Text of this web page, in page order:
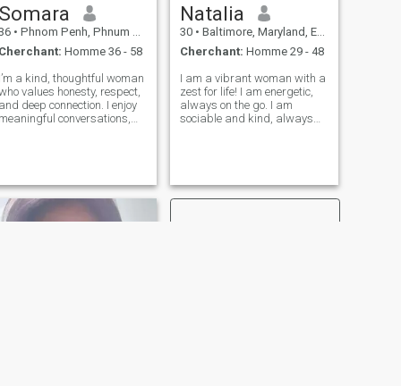
Somara
• Phnom Penh, Phnum Pénh, Cambodge
Cherchant: Homme 36 - 58
I’m a kind, thoughtful woman
values honesty, respect,
and deep connection. I enjoy
meaningful conversations,
beautiful things
with care
Natalia
30 • Baltimore, Maryland, Etats-Unis
Cherchant: Homme 29 - 48
I am a vibrant woman with a
zest for life! I am energetic,
always on the go. I am
sociable and kind, always
energetic nature I value
honesty